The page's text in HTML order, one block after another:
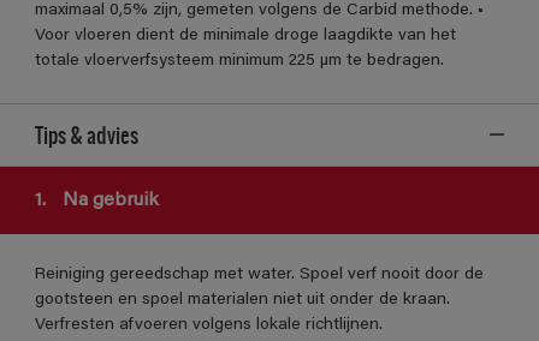
maximaal 0,5% zijn, gemeten volgens de Carbid methode. •
Voor vloeren dient de minimale droge laagdikte van het
totale vloerverfsysteem minimum 225 µm te bedragen.
Tips & advies
1. Na gebruik
Reiniging gereedschap met water. Spoel verf nooit door de
gootsteen en spoel materialen niet uit onder de kraan.
Verfresten afvoeren volgens lokale richtlijnen.